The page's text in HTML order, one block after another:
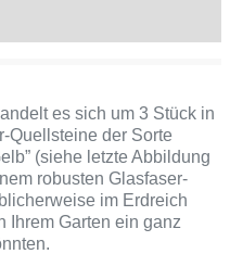
es sich um 3 Stück in
Quellsteine der Sorte
(siehe letzte Abbildung
robusten Glasfaser-
im Erdreich
Ihrem Garten ein ganz